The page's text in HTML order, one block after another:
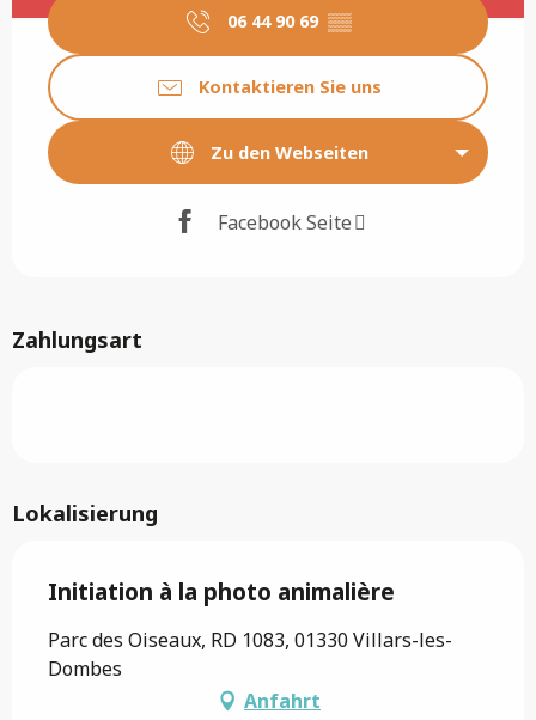
06 44 90 69 ▒▒
Kontaktieren Sie uns
Zu den Webseiten
Facebook Seite
Zahlungsart
Lokalisierung
Initiation à la photo animalière
Parc des Oiseaux, RD 1083, 01330 Villars-les-
Dombes
Anfahrt